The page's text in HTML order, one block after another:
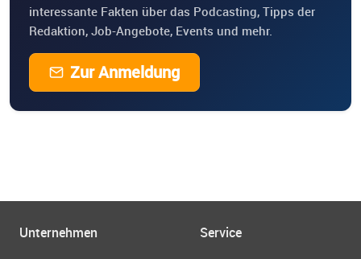
interessante Fakten über das Podcasting, Tipps der
Redaktion, Job-Angebote, Events und mehr.
Zur Anmeldung
Unternehmen Service